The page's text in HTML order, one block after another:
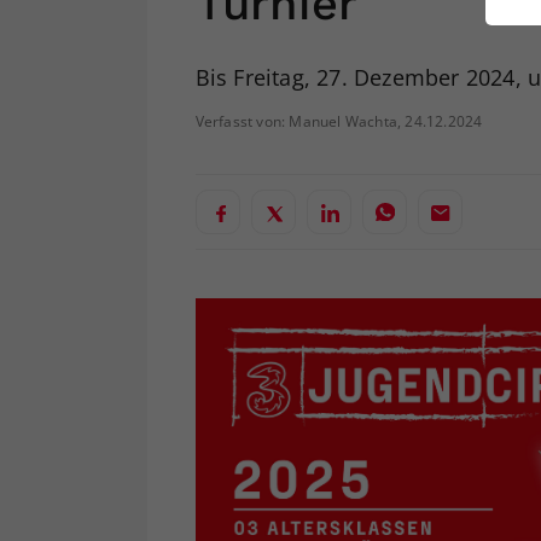
Bis Freitag, 27. Dezember 2024,
Verfasst von: Manuel Wachta, 24.12.2024